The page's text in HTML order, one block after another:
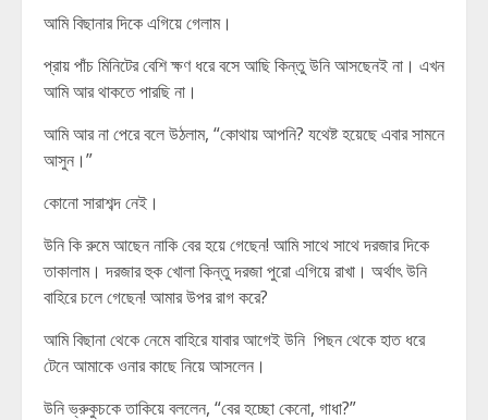
আমি বিছানার দিকে এগিয়ে গেলাম।
প্রায় পাঁচ মিনিটের বেশি ক্ষণ ধরে বসে আছি কিন্তু উনি আসছেনই না। এখন
আমি আর থাকতে পারছি না।
আমি আর না পেরে বলে উঠলাম, “কোথায় আপনি? যথেষ্ট হয়েছে এবার সামনে
আসুন।”
কোনো সারাশব্দ নেই।
উনি কি রুমে আছেন নাকি বের হয়ে গেছেন! আমি সাথে সাথে দরজার দিকে
তাকালাম। দরজার হুক খোলা কিন্তু দরজা পুরো এগিয়ে রাখা। অর্থাৎ উনি
বাহিরে চলে গেছেন! আমার উপর রাগ করে?
আমি বিছানা থেকে নেমে বাহিরে যাবার আগেই উনি পিছন থেকে হাত ধরে
টেনে আমাকে ওনার কাছে নিয়ে আসলেন।
উনি ভ্রুকুচকে তাকিয়ে বললেন, “বের হচ্ছো কেনো, গাধা?”